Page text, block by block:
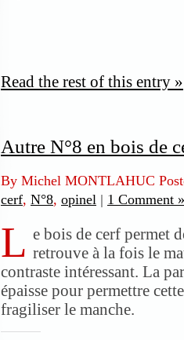
Read the rest of this entry »
Autre N°8 en bois de
By Michel MONTLAHUC
cerf, N°8, opinel | 1 Comment »
L e bois de cerf permet
retrouve à la fois le
contraste intéressant. La
épaisse pour permettre
fragiliser le manche.